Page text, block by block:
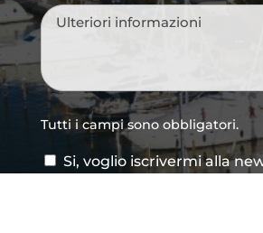
provenienza*
Messaggio
Tutti i campi sono obbligatori.
Consenso
Si, voglio iscrivermi alla